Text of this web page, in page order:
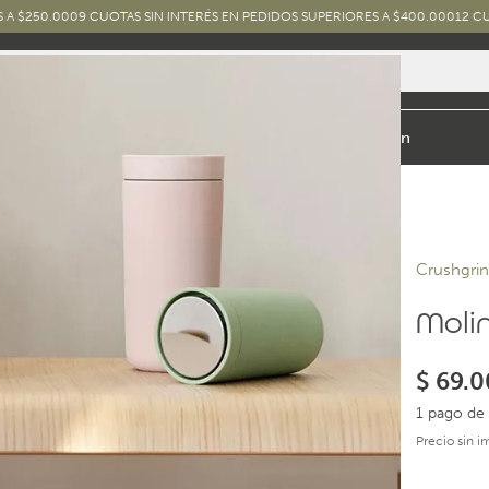
9 CUOTAS SIN INTERÉS EN PEDIDOS SUPERIORES A $400.000 12 CUOTAS SIN
Inspiración
$
1 pago
Precio sin